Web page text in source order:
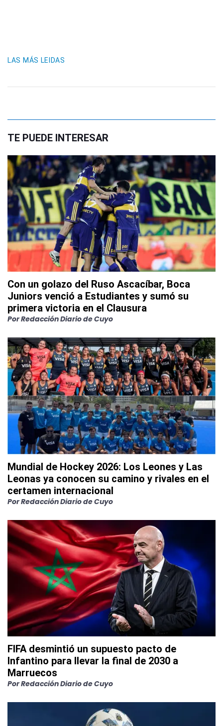
LAS MÁS LEIDAS
TE PUEDE INTERESAR
Con un golazo del Ruso Ascacíbar, Boca
Juniors venció a Estudiantes y sumó su
primera victoria en el Clausura
PorRedacción Diario de Cuyo
Mundial de Hockey 2026: Los Leones y Las
Leonas ya conocen su camino y rivales en el
certamen internacional
PorRedacción Diario de Cuyo
FIFA desmintió un supuesto pacto de
Infantino para llevar la final de 2030 a
Marruecos
PorRedacción Diario de Cuyo